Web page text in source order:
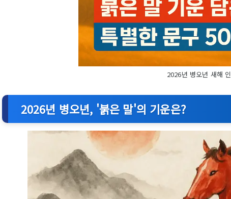
2026년 병오년 새해
2026년 병오년, '붉은 말'의 기운은?